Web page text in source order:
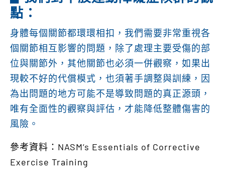
點：
身體每個關節都環環相扣，我們需要非常重視各
個關節相互影響的問題，除了處理主要受傷的部
位與關節外，其他關節也必須一併觀察，如果出
現較不好的代償模式，也須著手調整與訓練，因
為出問題的地方可能不是導致問題的真正源頭，
唯有全面性的觀察與評估，才能降低整體傷害的
風險。
參考資料：NASM‘s Essentials of Corrective
Exercise Training